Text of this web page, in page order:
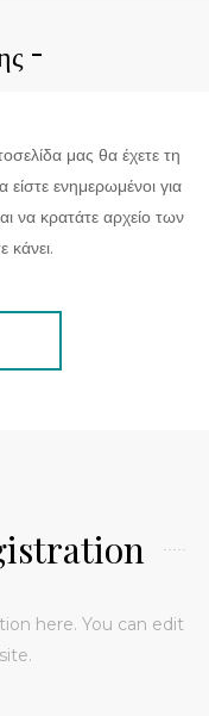
μας θα έχετε τη
ενημερωμένοι για
να κρατάτε αρχείο των
κάνει.
here. You can edit